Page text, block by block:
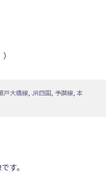
戸大橋線,JR四国, 予讃線,本
す。